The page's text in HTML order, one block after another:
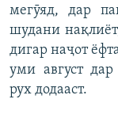
мегӯяд, дар
шудани
дигар наҷот
уми август дар
рух додааст.